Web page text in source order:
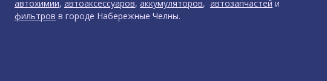
автохимии, автоаксессуаров, аккумуляторов, автозапчастей и
фильтров в городе Набережные Челны.